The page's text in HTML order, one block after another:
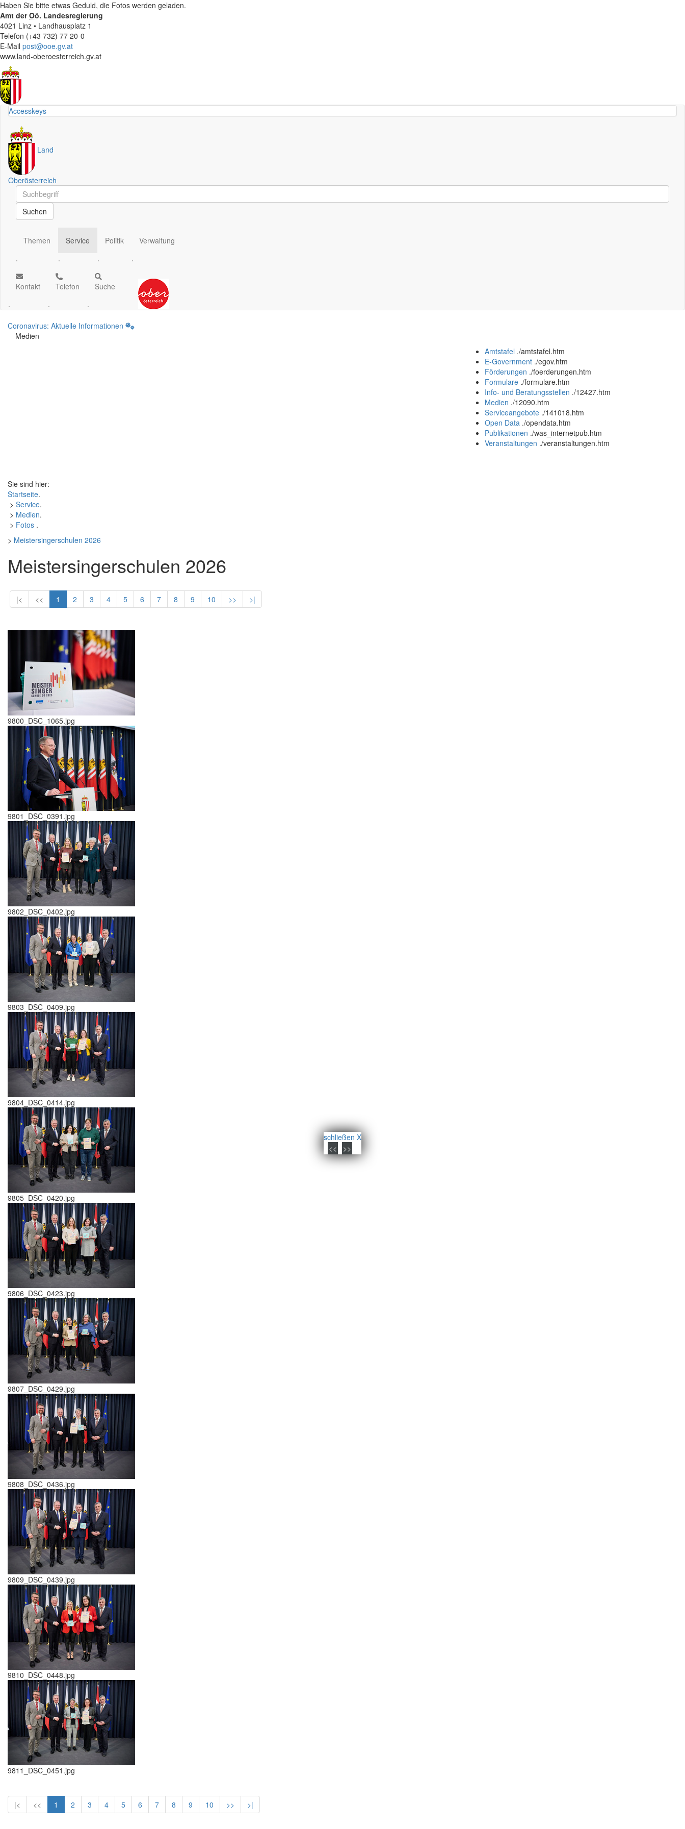
schließen X
<<
>>
Haben Sie bitte etwas Geduld, die Fotos werden geladen.
Amt derOö. Landesregierung
4021 Linz • Landhausplatz 1
Telefon (+43 732) 77 20-0
E-Mail post@ooe.gv.at
www.land-oberoesterreich.gv.at
Accesskeys
Land
Oberösterreich
Schnellsuche
Schnellsuche
Suchen
Themen
.
Service
.
Politik
.
Verwaltung
.
Kontakt
.
Telefon
.
Suche
.
Coronavirus: Aktuelle Informationen
Medien
Amtstafel ./amtstafel.htm
E-Government ./egov.htm
Förderungen ./foerderungen.htm
Formulare ./formulare.htm
Info- und Beratungsstellen ./12427.htm
Medien ./12090.htm
Serviceangebote ./141018.htm
Open Data ./opendata.htm
Publikationen ./was_internetpub.htm
Veranstaltungen ./veranstaltungen.htm
Sie sind hier:
Startseite.
> Service.
> Medien.
> Fotos .
> Meistersingerschulen 2026
Meistersingerschulen 2026
|< << 1 2 3 4 5 6 7 8 9 10 >> >|
9800_DSC_1065.jpg
9801_DSC_0391.jpg
9802_DSC_0402.jpg
9803_DSC_0409.jpg
9804_DSC_0414.jpg
9805_DSC_0420.jpg
9806_DSC_0423.jpg
9807_DSC_0429.jpg
9808_DSC_0436.jpg
9809_DSC_0439.jpg
9810_DSC_0448.jpg
9811_DSC_0451.jpg
|< << 1 2 3 4 5 6 7 8 9 10 >> >|